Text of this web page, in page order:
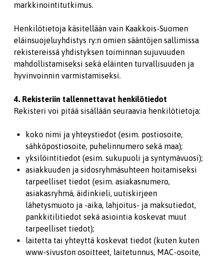
markkinointitutkimus.
Henkilötietoja käsitellään vain Kaakkois-Suomen
eläinsuojeluyhdistys ry:n omien sääntöjen sallimissa
rekistereissä yhdistyksen toiminnan sujuvuuden
mahdollistamiseksi sekä eläinten turvallisuuden ja
hyvinvoinnin varmistamiseksi.
4. Rekisteriin tallennettavat henkilötiedot
Rekisteri voi pitää sisällään seuraavia henkilötietoja:
koko nimi ja yhteystiedot (esim. postiosoite,
sähköpostiosoite, puhelinnumero sekä maa);
yksilöintitiedot (esim. sukupuoli ja syntymävuosi);
asiakkuuden ja sidosryhmäsuhteen hoitamiseksi
tarpeelliset tiedot (esim. asiakasnumero,
asiakasryhmä, äidinkieli, uutiskirjeen
lähetysmuoto ja -aika, lahjoitus- ja maksutiedot,
pankkitilitiedot sekä asiointia koskevat muut
tarpeelliset tiedot);
laitetta tai yhteyttä koskevat tiedot (kuten kuten
www-sivuston osoitteet, laitetunnus, MAC-osoite,